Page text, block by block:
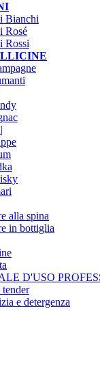
Bianchi
Rosé
Rossi
alla spina
in bottiglia
D'USO
e detergenza